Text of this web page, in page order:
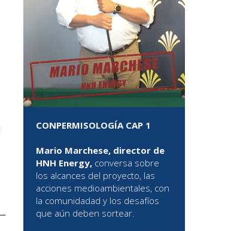
CONPERMISOLOGÍA CAP 1
Mario Marchese, director de
HNH Energy, conversa sobre
los alcances del proyecto, las
acciones medioambientales, con
la comunidadad y los desafíos
que aún deben sortear.